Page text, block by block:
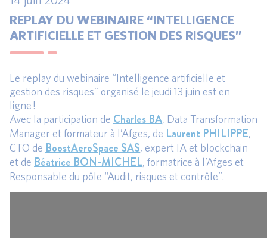
REPLAY DU WEBINAIRE “INTELLIGENCE
ARTIFICIELLE ET GESTION DES RISQUES”
Le replay du webinaire “Intelligence artificielle et
gestion des risques” organisé le jeudi 13 juin est en
ligne !
Avec la participation de Charles BA, Data Transformation
Manager et formateur à l’Afges, de Laurent PHILIPPE,
CTO de BoostAeroSpace SAS, expert IA et blockchain
et de Béatrice BON-MICHEL, formatrice à l’Afges et
Responsable du pôle “Audit, risques et contrôle”.